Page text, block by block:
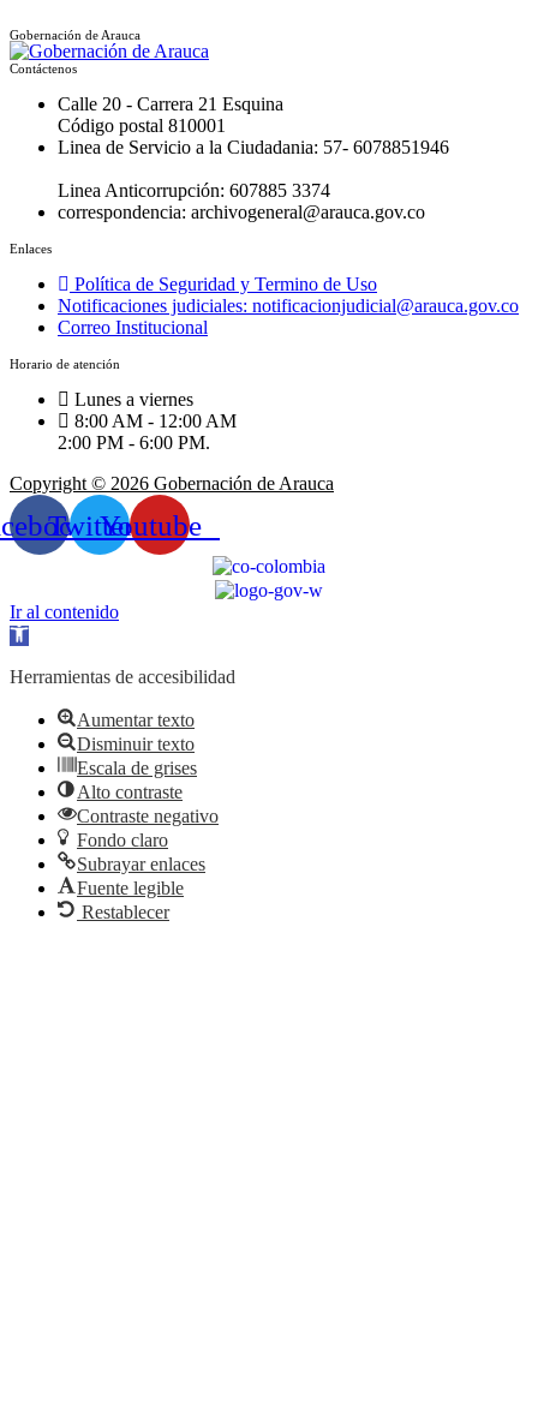
Gobernación de Arauca
Contáctenos
Calle 20 - Carrera 21 Esquina
Código postal 810001
Linea de Servicio a la Ciudadania: 57- 6078851946
Linea Anticorrupción: 607885 3374
correspondencia: archivogeneral@arauca.gov.co
Enlaces
Política de Seguridad y Termino de Uso
Notificaciones judiciales: notificacionjudicial@arauca.gov.co
Correo Institucional
Horario de atención
Lunes a viernes
8:00 AM - 12:00 AM
2:00 PM - 6:00 PM.
Copyright © 2026 Gobernación de Arauca
TwitterYoutube
Ir al contenido
Abrir
de
Herramientas de accesibilidad
Aumentar texto
Disminuir texto
Escala de grises
Alto contraste
Contraste negativo
Fondo claro
Subrayar enlaces
Fuente legible
Restablecer